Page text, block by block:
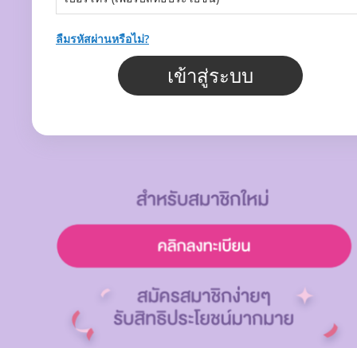
ลืมรหัสผ่านหรือไม่?
เข้าสู่ระบบ